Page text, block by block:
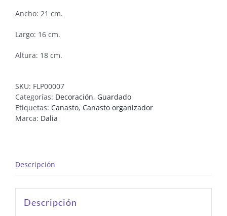
Ancho: 21 cm.
Largo: 16 cm.
Altura: 18 cm.
SKU: FLP00007
Categorías: Decoración, Guardado
Etiquetas: Canasto, Canasto organizador
Marca: Dalia
Descripción
Descripción